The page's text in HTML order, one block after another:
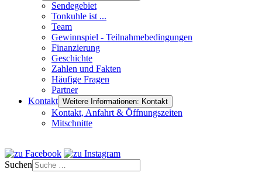
Sendegebiet
Tonkuhle ist ...
Team
Gewinnspiel - Teilnahmebedingungen
Finanzierung
Geschichte
Zahlen und Fakten
Häufige Fragen
Partner
Kontakt Weitere Informationen: Kontakt
Kontakt, Anfahrt & Öffnungszeiten
Mitschnitte
Suchen